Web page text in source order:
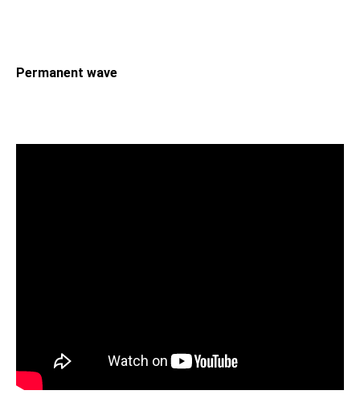
Permanent wave